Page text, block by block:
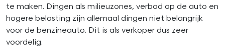
te maken. Dingen als milieuzones, verbod op de auto en
hogere belasting zijn allemaal dingen niet belangrijk
voor de benzineauto. Dit is als verkoper dus zeer
voordelig.